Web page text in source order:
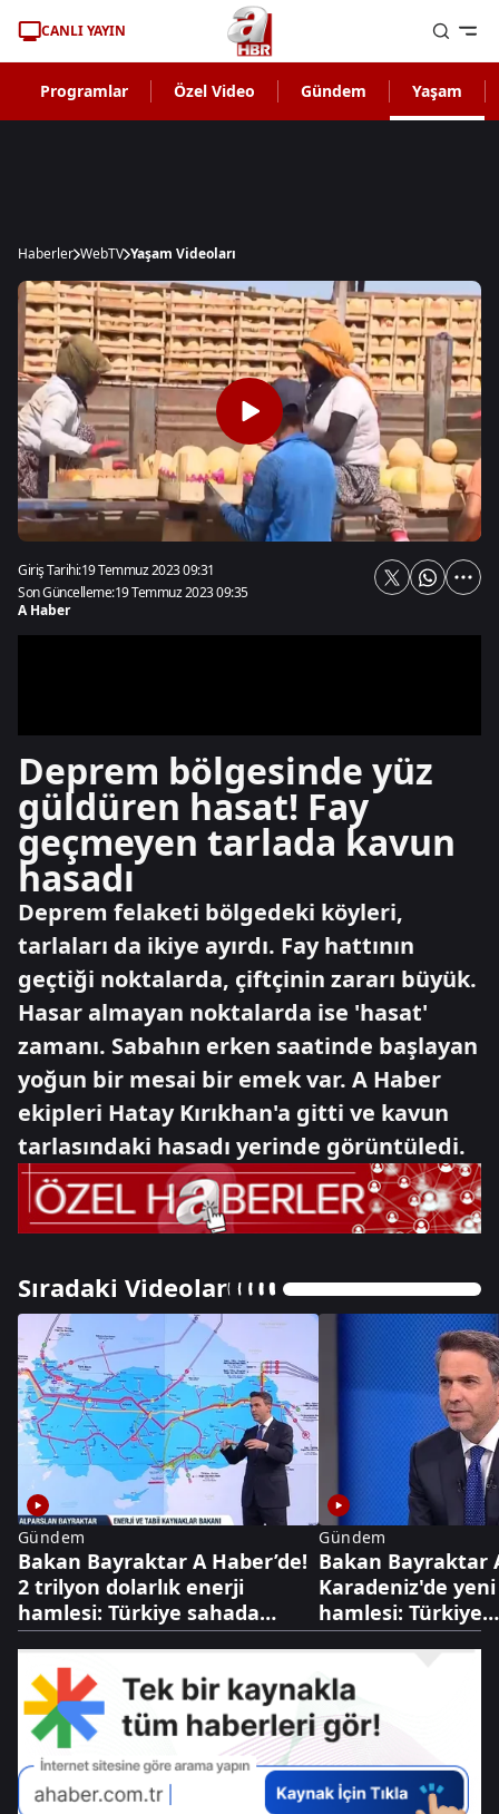
CANLI YAYIN
Programlar Özel Video Gündem Yaşam
Haberler WebTV Yaşam Videoları
Giriş Tarihi:19 Temmuz 2023 09:31
Son Güncelleme:19 Temmuz 2023 09:35
A Haber
Deprem bölgesinde yüz
güldüren hasat! Fay
geçmeyen tarlada kavun
hasadı
Deprem felaketi bölgedeki köyleri,
tarlaları da ikiye ayırdı. Fay hattının
geçtiği noktalarda, çiftçinin zararı büyük.
Hasar almayan noktalarda ise 'hasat'
zamanı. Sabahın erken saatinde başlayan
yoğun bir mesai bir emek var. A Haber
ekipleri Hatay Kırıkhan'a gitti ve kavun
tarlasındaki hasadı yerinde görüntüledi.
Sıradaki Videolar
Gündem
Bakan Bayraktar A Haber’de!
2 trilyon dolarlık enerji
hamlesi: Türkiye sahada
oyunu değiştiriyor
Gündem
Bakan Bayraktar
Karadeniz'de
hamlesi: Türkiye
Bulgaristan'da